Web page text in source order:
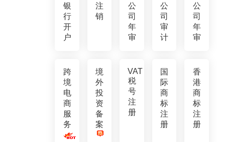
银
行
开
户
注
销
公
司
年
审
公
司
审
计
公
司
年
审
跨
境
电
商
服
务
境
外
投
资
备
案
VAT
税
号
注
册
国
际
商
标
注
册
香
港
商
标
注
册